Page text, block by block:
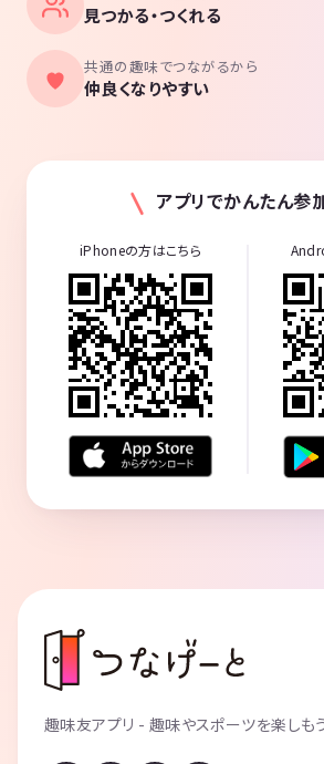
見つかる・つくれる
共通の趣味でつながるから
仲良くなりやすい
アプリでかんたん参
iPhoneの方はこちら
趣味友アプリ - 趣味やスポーツを楽しもう